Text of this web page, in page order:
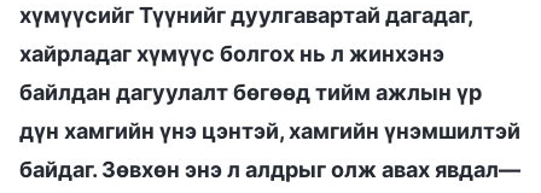
хүмүүсийг Түүнийг дуулгавартай дагадаг,
хайрладаг хүмүүс болгох нь л жинхэнэ
байлдан дагуулалт бөгөөд тийм ажлын үр
дүн хамгийн үнэ цэнтэй, хамгийн үнэмшилтэй
байдаг. Зөвхөн энэ л алдрыг олж авах явдал—